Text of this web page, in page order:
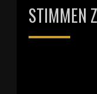
STIMMEN